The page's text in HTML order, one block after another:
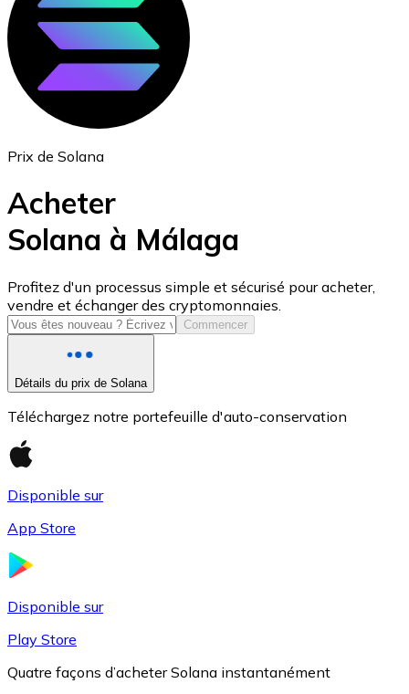
ETH
USD Coin
USDC
Prix de Solana
Acheter
Solana à Málaga
Profitez d'un processus simple et sécurisé pour acheter,
vendre et échanger des cryptomonnaies.
Commencer
Détails du prix de Solana
Téléchargez notre portefeuille d'auto-conservation
Disponible sur
App Store
Disponible sur
Play Store
Quatre façons d’acheter Solana instantanément